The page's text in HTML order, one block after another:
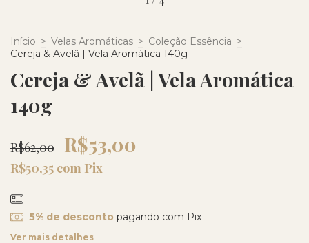
Início > Velas Aromáticas > Coleção Essência >
Cereja & Avelã | Vela Aromática 140g
Cereja & Avelã | Vela Aromática
140g
R$62,00 R$53,00
R$50,35 com Pix
5% de desconto pagando com Pix
Ver mais detalhes